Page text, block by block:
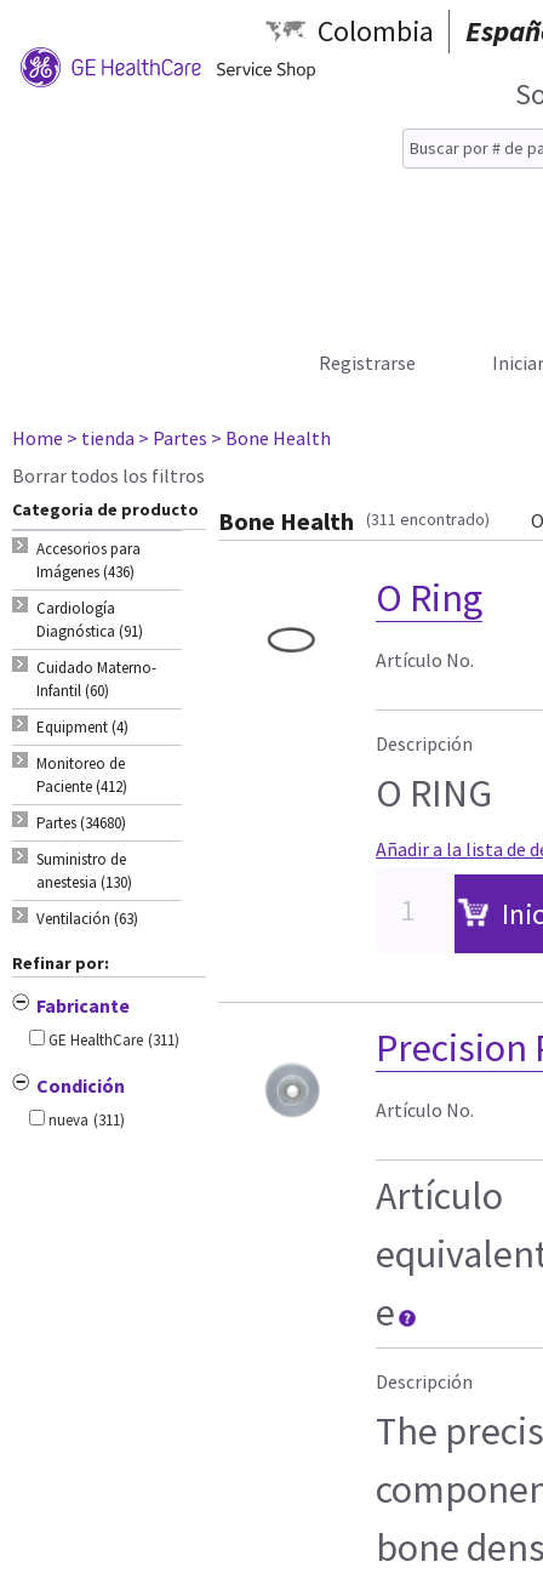
Colombia
Registrarse
Home > tienda > Partes > Bone Health
Borrar todos los filtros
Categoria de producto
Accesorios para
Imágenes (436)
Cardiología
Diagnóstica (91)
Cuidado Materno-
Infantil (60)
Equipment (4)
Monitoreo de
Paciente (412)
Partes (34680)
Suministro de
anestesia (130)
Ventilación (63)
Refinar por:
Fabricante
GE HealthCare (311)
Condición
nueva (311)
Bone Health (311 encontrado)
O Ring
Artículo No.
Descripción
O RING
Añadir a la lista de
Precision
Artículo No.
Artículo
e
Descripción
The
bone